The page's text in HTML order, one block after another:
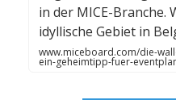
in der MICE-Branche.
idyllische Gebiet in
www.miceboard.com/die-
ein-geheimtipp-fuer-